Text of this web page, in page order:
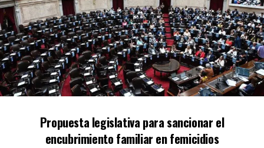
Propuesta legislativa para sancionar el
encubrimiento familiar en femicidios